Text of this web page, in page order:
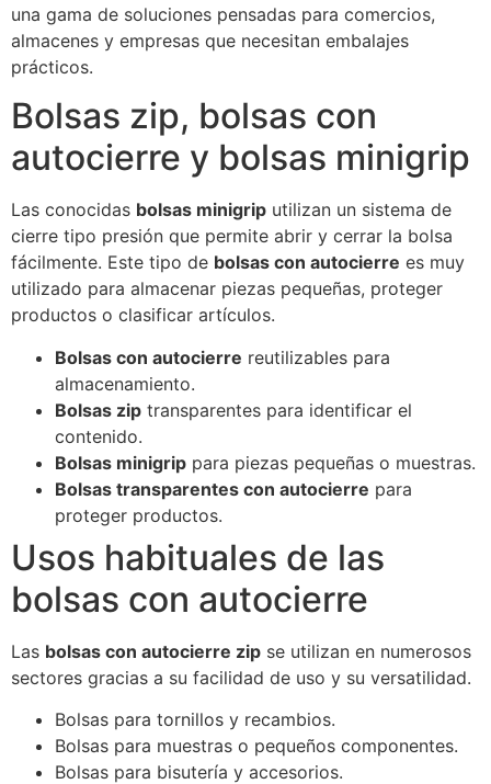
una gama de soluciones pensadas para comercios,
almacenes y empresas que necesitan embalajes
prácticos.
Bolsas zip, bolsas con
autocierre y bolsas minigrip
Las conocidas bolsas minigrip utilizan un sistema de
cierre tipo presión que permite abrir y cerrar la bolsa
fácilmente. Este tipo de bolsas con autocierre es muy
utilizado para almacenar piezas pequeñas, proteger
productos o clasificar artículos.
Bolsas con autocierre reutilizables para
almacenamiento.
Bolsas zip transparentes para identificar el
contenido.
Bolsas minigrip para piezas pequeñas o muestras.
Bolsas transparentes con autocierre para
proteger productos.
Usos habituales de las
bolsas con autocierre
Las bolsas con autocierre zip se utilizan en numerosos
sectores gracias a su facilidad de uso y su versatilidad.
Bolsas para tornillos y recambios.
Bolsas para muestras o pequeños componentes.
Bolsas para bisutería y accesorios.